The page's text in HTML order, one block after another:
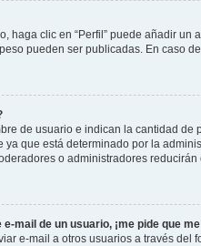
haga clic en “Perfil” puede añadir
pueden ser publicadas. En caso
de usuario e indican la cantidad
que está determinado por la
o administradores
mail de un usuario, ¡me pide que
e-mail a otros usuarios a través